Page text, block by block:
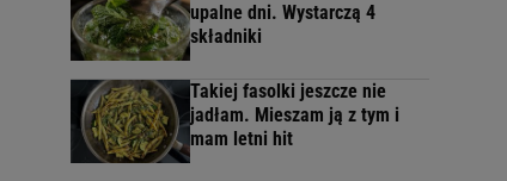
upalne dni. Wystarczą 4
składniki
Takiej fasolki jeszcze nie
jadłam. Mieszam ją z tym i
mam letni hit